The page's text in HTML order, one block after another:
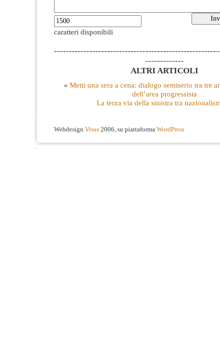
caratteri disponibili
-------------
ALTRI ARTICOLI
« Metti una sera a cena: dialogo semiserio tra tre
dell’area progressista
La terza via della sinistra tra
Webdesign Visus 2006, su piattaforma WordPress